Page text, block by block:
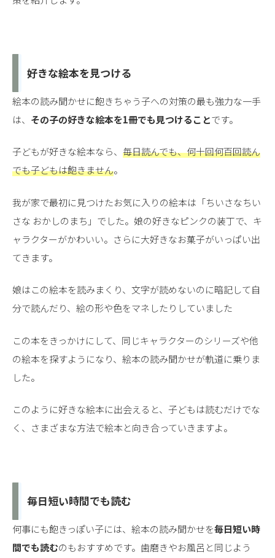
好きな絵本を見つける
絵本の読み聞かせに飽きちゃう子への対策の最も強力な一手
は、 その子の好きな絵本を1冊でも見つけることです。
子どもが好きな絵本なら、 毎日読んでも、何十回何百回読ん
でも子どもは飽きません。
我が家で最初に見つけたお気に入りの絵本は「ちいさなちい
さな おかしのまち」でした。娘の好きなピンクの装丁で、キ
ャラクターがかわいい。さらに大好きなお菓子がいっぱい出
てきます。
娘はこの絵本を読みまくり、文字が読めないのに暗記して自
分で読んだり、絵の形や色をマネしたりしていました
この本をきっかけにして、同じキャラクターのシリーズや他
の絵本を探すようになり、絵本の読み聞かせが軌道に乗りま
した。
このように好きな絵本に出会えると、子どもは読むだけでな
く、さまざまな方法で絵本と向き合っていきますよ。
毎日短い時間でも読む
何事にも飽きっぽい子には、絵本の読み聞かせを毎日短い時
間でも読むのもおすすめです。歯磨きやお風呂と同じよう